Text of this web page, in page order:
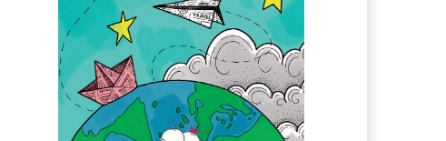
Ontario con bambini e tappa in Quebec: i nostri
Inizia dall’Ontario il racconto del viaggio in Canada si
della natura; senza però tralasciare una veloce visita a